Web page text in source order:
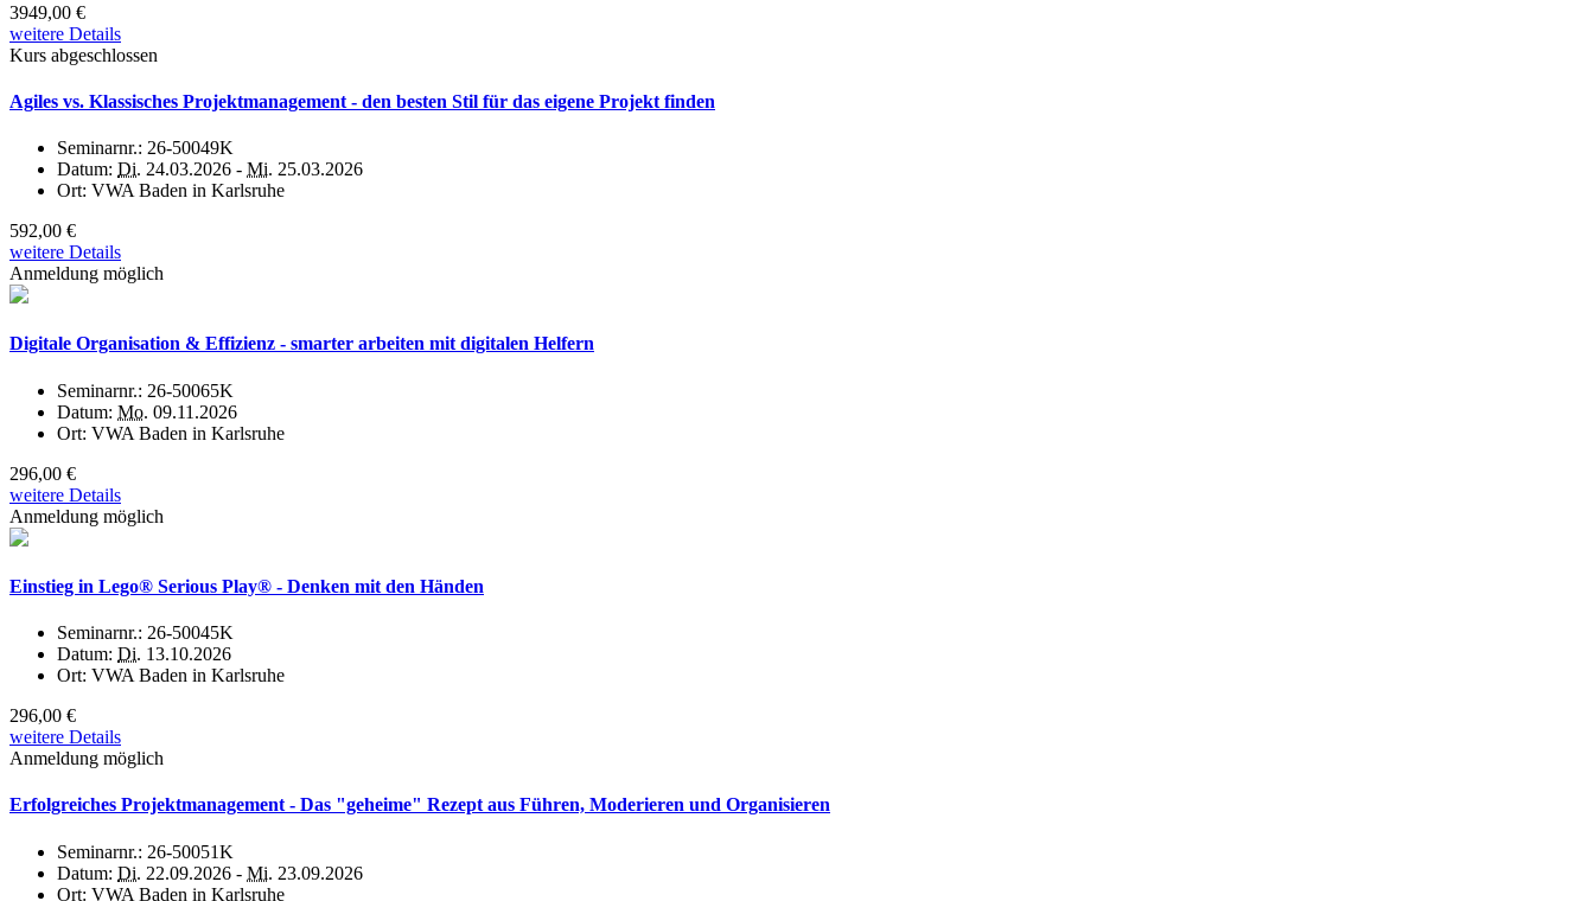
3949,00 €
weitere Details
Kurs abgeschlossen
Agiles vs. Klassisches Projektmanagement - den besten Stil für das eigene Projekt finden
Seminarnr.: 26-50049K
Datum: Di. 24.03.2026 - Mi. 25.03.2026
Ort: VWA Baden in Karlsruhe
592,00 €
weitere Details
Anmeldung möglich
Digitale Organisation & Effizienz - smarter arbeiten mit digitalen Helfern
Seminarnr.: 26-50065K
Datum: Mo. 09.11.2026
Ort: VWA Baden in Karlsruhe
296,00 €
weitere Details
Anmeldung möglich
Einstieg in Lego® Serious Play® - Denken mit den Händen
Seminarnr.: 26-50045K
Datum: Di. 13.10.2026
Ort: VWA Baden in Karlsruhe
296,00 €
weitere Details
Anmeldung möglich
Erfolgreiches Projektmanagement - Das "geheime" Rezept aus Führen, Moderieren und Organisieren
Seminarnr.: 26-50051K
Datum: Di. 22.09.2026 - Mi. 23.09.2026
Ort: VWA Baden in Karlsruhe